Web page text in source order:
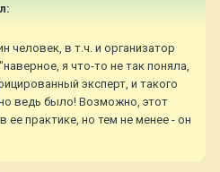
человек, в т.ч. и организатор
я что-то не так поняла,
эксперт, и такого
ведь было! Возможно, этот
практике, но тем не менее - он